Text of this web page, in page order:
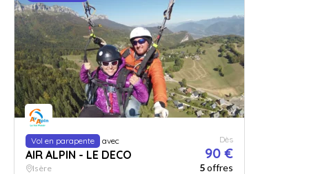
Vol en parapente avec
AIR ALPIN - LE DECO
Dès
90 €
Isère 5offres